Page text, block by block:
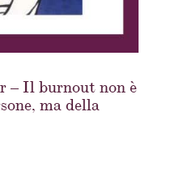
– Il burnout non è
ma della